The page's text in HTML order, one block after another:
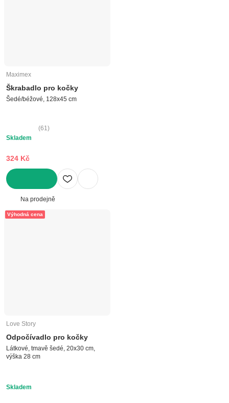
Maximex
Škrabadlo pro kočky
Šedé/béžové, 128x45 cm
(61)
Skladem
324 Kč
DO KOŠÍKU
Na prodejně
Výhodná cena
Love Story
Odpočívadlo pro kočky
Látkové, tmavě šedé, 20x30 cm,
výška 28 cm
Skladem